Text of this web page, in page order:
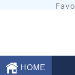
HOME